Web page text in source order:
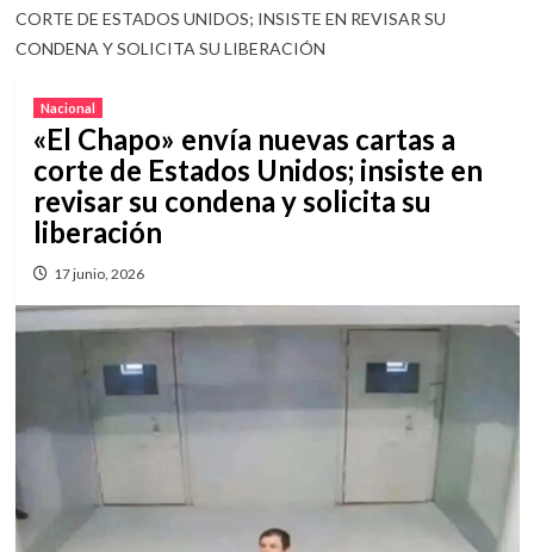
CORTE DE ESTADOS UNIDOS; INSISTE EN REVISAR SU
CONDENA Y SOLICITA SU LIBERACIÓN
Nacional
«El Chapo» envía nuevas cartas a
corte de Estados Unidos; insiste en
revisar su condena y solicita su
liberación
17 junio, 2026